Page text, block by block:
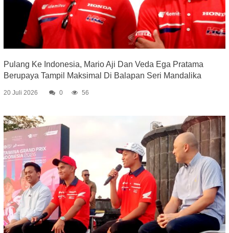
Pulang Ke Indonesia, Mario Aji Dan Veda Ega Pratama
Berupaya Tampil Maksimal Di Balapan Seri Mandalika
20 Juli 2026 0 56